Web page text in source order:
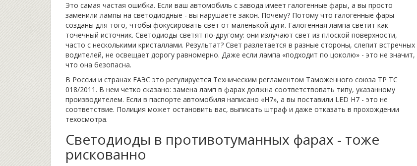
Это самая частая ошибка. Если ваш автомобиль с завода имеет галогенные фары, а вы просто
заменили лампы на светодиодные - вы нарушаете закон. Почему? Потому что галогенные фары
созданы для того, чтобы фокусировать свет от маленькой дуги. Галогенная лампа светит как
точечный источник. Светодиоды светят по-другому: они излучают свет из плоской поверхности,
часто с несколькими кристаллами. Результат? Свет разлетается в разные стороны, слепит встречных
водителей, не освещает дорогу равномерно. Даже если лампа «подходит по цоколю» - это не значит,
что она безопасна.
В России и странах ЕАЭС это регулируется Техническим регламентом Таможенного союза ТР ТС
018/2011. В нем четко сказано: замена ламп в фарах должна соответствовать типу, указанному
производителем. Если в паспорте автомобиля написано «H7», а вы поставили LED H7 - это не
соответствие. Полиция может остановить вас, выписать штраф и даже отказать в прохождении
техосмотра.
Светодиоды в противотуманных фарах - тоже
рискованно